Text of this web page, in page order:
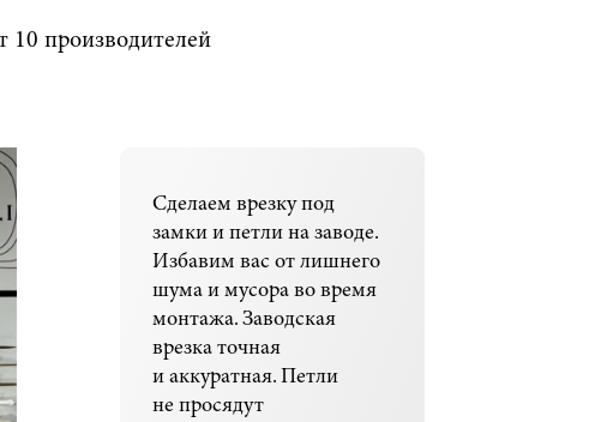
10 производителей
Сделаем врезку под
замки и петли на заводе.
Избавим вас от лишнего
шума и мусора во время
монтажа. Заводская
врезка точная
и аккуратная. Петли
не просядут